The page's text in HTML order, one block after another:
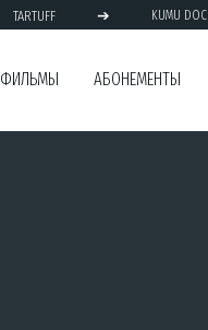
TARTUFF ➔ KUMU DOC
ФИЛЬМЫ АБОНЕМЕНТЫ